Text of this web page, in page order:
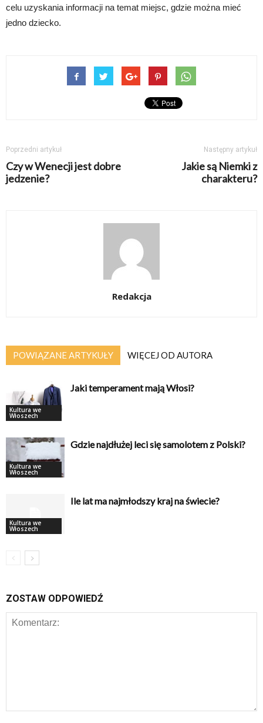
celu uzyskania informacji na temat miejsc, gdzie można mieć
jedno dziecko.
Poprzedni artykuł
Czy w Wenecji jest dobre
jedzenie?
Następny artykuł
Jakie są Niemki z
charakteru?
Redakcja
POWIĄZANE ARTYKUŁY WIĘCEJ OD AUTORA
Kultura we
Włoszech
Jaki temperament mają Włosi?
Kultura we
Włoszech
Gdzie najdłużej leci się samolotem z Polski?
Kultura we
Włoszech
Ile lat ma najmłodszy kraj na świecie?
ZOSTAW ODPOWIEDŹ